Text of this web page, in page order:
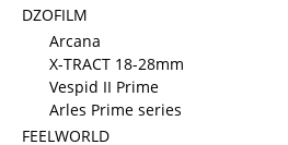
DZOFILM
Arcana
X-TRACT 18-28mm
Vespid II Prime
Arles Prime series
FEELWORLD